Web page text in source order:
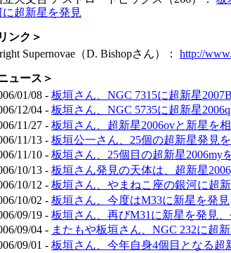
に超新星を発見
ンク＞
Supernovae（D. Bishopさん）： http://
ュース＞
01/08 - 板垣さん、NGC 7315に超新星
12/04 - 板垣さん、NGC 5735に超新星
11/27 - 板垣さん、超新星2006ovと新星を
11/13 - 板垣公一さん、25個の超新星発見
11/10 - 板垣さん、25個目の超新星2006my
10/13 - 板垣さん発見の天体は、超新星
10/12 - 板垣さん、やまねこ座の銀河に超
10/02 - 板垣さん、今度はM33に新星を発見
09/19 - 板垣さん、再びM31に新星を発見、
09/04 - またもや板垣さん、NGC 232に超
09/01 - 板垣さん、今年自身4個目となる超